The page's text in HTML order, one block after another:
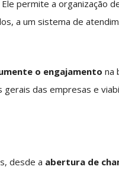
Ele permite a organização
a um sistema de
o engajamento na
das empresas e
desde a abertura de